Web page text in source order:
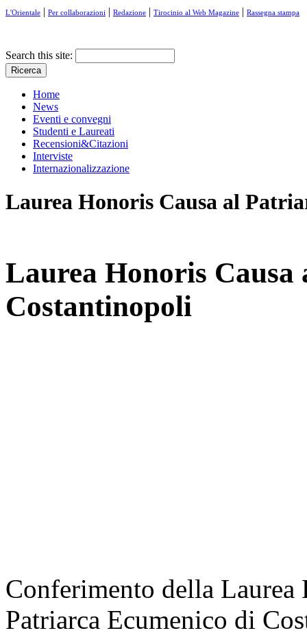
L'Orientale | Per collaborazioni | Redazione | Tirocinio al Web Magazine | Rassegna stampa
Search this site:
Home
News
Eventi e convegni
Studenti e Laureati
Recensioni&Citazioni
Interviste
Internazionalizzazione
Laurea Honoris Causa al
Laurea Honoris
Costantinopoli
Conferimento della Laurea
Patriarca Ecumenico di